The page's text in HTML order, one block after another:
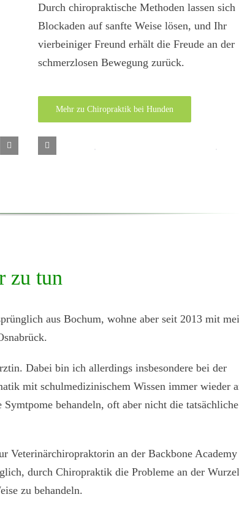
Durch chiropraktische Methoden lassen sich
Blockaden auf sanfte Weise lösen, und Ihr
vierbeiniger Freund erhält die Freude an der
schmerzlosen Bewegung zurück.
Mehr zu Chiropraktik bei Hunden
zu tun
aus Bochum, wohne aber seit 2013 mit
Dabei bin ich allerdings insbesondere bei der
mit schulmedizinischem Wissen immer wieder
behandeln, oft aber nicht die tatsächliche
Veterinärchiropraktorin an der Backbone
durch Chiropraktik die Probleme an der
zu behandeln.